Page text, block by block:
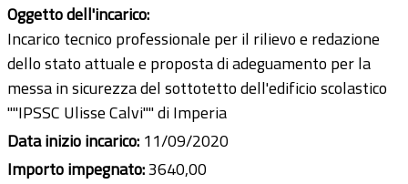
Oggetto dell'incarico:
Incarico tecnico professionale per il rilievo e redazione
dello stato attuale e proposta di adeguamento per la
messa in sicurezza del sottotetto dell'edificio scolastico
""IPSSC Ulisse Calvi"" di Imperia
Data inizio incarico: 11/09/2020
Importo impegnato:3640,00